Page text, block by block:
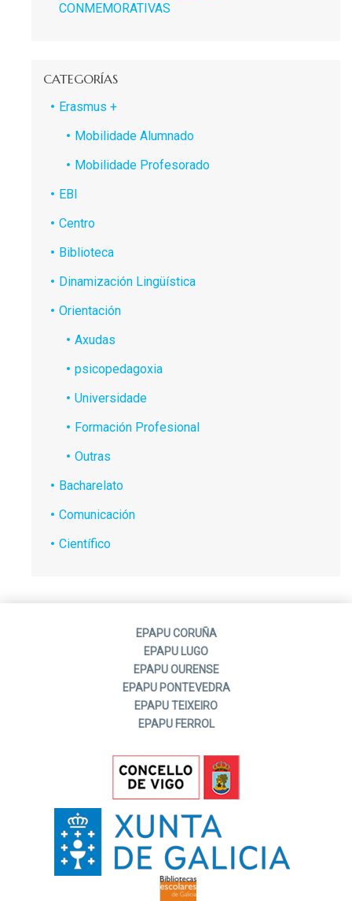
CONMEMORATIVAS
CATEGORÍAS
Erasmus +
Mobilidade Alumnado
Mobilidade Profesorado
EBI
Centro
Biblioteca
Dinamización Lingüística
Orientación
Axudas
psicopedagoxia
Universidade
Formación Profesional
Outras
Bacharelato
Comunicación
Científico
EPAPU CORUÑA
EPAPU LUGO
EPAPU OURENSE
EPAPU PONTEVEDRA
EPAPU TEIXEIRO
EPAPU FERROL